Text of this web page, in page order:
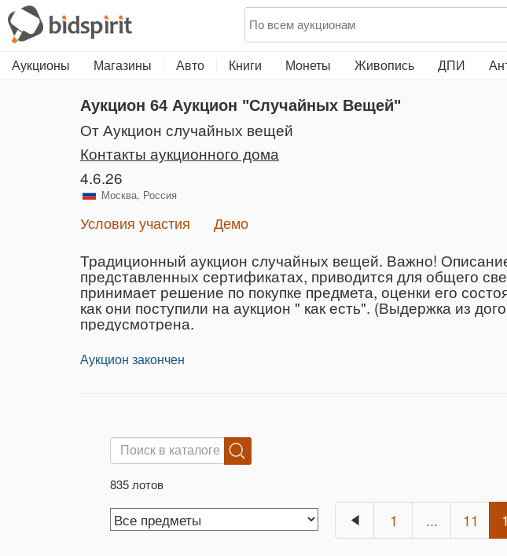
Аукционы Магазины Авто Книги Монеты Живопись ДПИ
Аукцион 64 Аукцион "Случайных Вещей"
от Аукцион случайных вещей
Контакты аукционного дома
4.6.26
Москва, Россия
Условия участия Демо
Традиционный аукцион случайных вещей. Важно!
представленных сертификатах, приводится для общего
принимает решение по покупке предмета, оценки его
как они поступили на аукцион " как есть". (Выдержка из
предусмотрена.
Аукцион закончен
835 лотов
1 ... 11